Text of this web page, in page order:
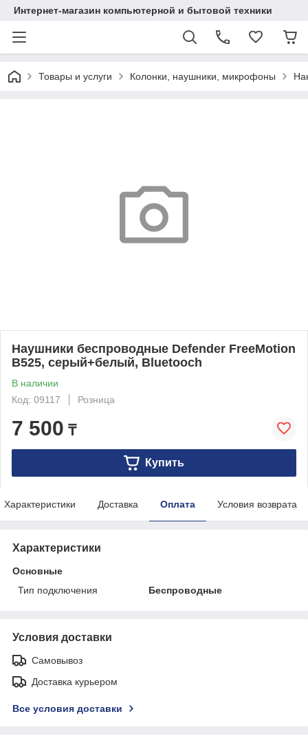
Интернет-магазин компьютерной и бытовой техники
Товары и услуги Колонки, наушники, микрофоны
Наушники беспроводные Defender FreeMotion
B525, серый+белый, Bluetooch
В наличии
Код: 09117
Розница
7 500 ₸
Купить
Характеристики Доставка Оплата Условия возврата
Характеристики
Основные
Тип подключения
Беспроводные
Условия доставки
Самовывоз
Доставка курьером
Все условия доставки